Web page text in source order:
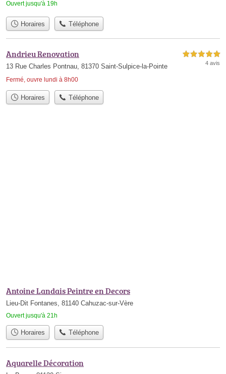
Ouvert jusqu'à 19h
Horaires Téléphone
Andrieu Renovation
13 Rue Charles Pontnau, 81370 Saint-Sulpice-la-Pointe
Fermé, ouvre lundi à 8h00
5,0 étoiles sur 5
4 avis
Horaires Téléphone
Antoine Landais Peintre en Decors
Lieu-Dit Fontanes, 81140 Cahuzac-sur-Vère
Ouvert jusqu'à 21h
Horaires Téléphone
Aquarelle Décoration